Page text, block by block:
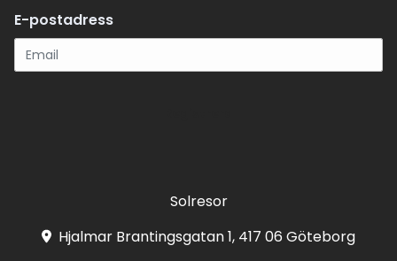
E-postadress
Solresor
Hjalmar Brantingsgatan 1, 417 06 Göteborg